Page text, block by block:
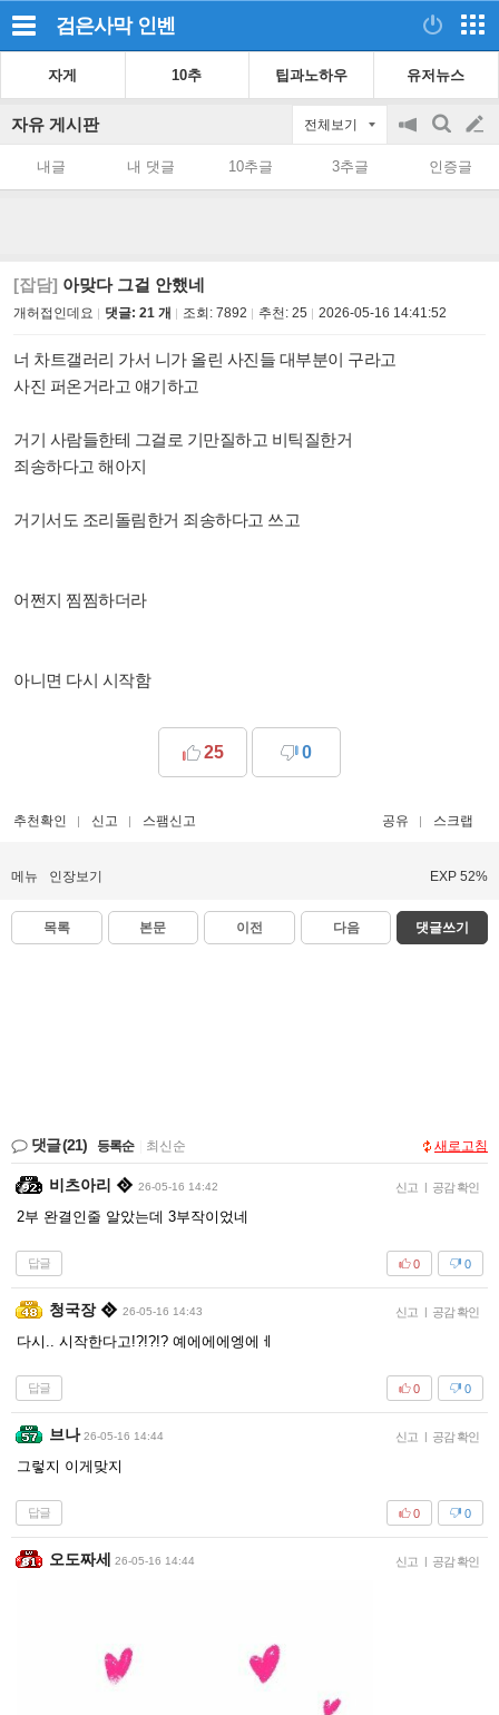
검은사막 인벤
자게 10추 팁과노하우 유저뉴스
자유 게시판 전체보기
공
on/off
검
색
글
쓰
내글 내 댓글 10추글 3추글 인증글
[잡담] 아맞다 그걸 안했네
개허접인데요 댓글: 21 개 조회: 7892 추천: 25 2026-05-16 14:41:52
너 차트갤러리 가서 니가 올린 사진들 대부분이 구라고
사진 퍼온거라고 얘기하고
거기 사람들한테 그걸로 기만질하고 비틱질한거
죄송하다고 해아지
거기서도 조리돌림한거 죄송하다고 쓰고
어쩐지 찜찜하더라
아니면 다시 시작함
25 0
추천확인 신고 스팸신고 공유 스크랩
메뉴 인장보기 EXP 52%
목록 본문 이전 다음 댓글쓰기
댓글(21) 등록순 최신순 새로고침
비츠아리 26-05-16 14:42 신고 | 공감 확인
2부 완결인줄 알았는데 3부작이었네
답글 0
0
청국장 26-05-16 14:43 신고 | 공감 확인
다시.. 시작한다고!?!?!? 예에에에엥에ㅔ
답글 0
0
브나 26-05-16 14:44 신고 | 공감 확인
그렇지 이게맞지
답글 0
0
오도짜세 26-05-16 14:44 신고 | 공감 확인